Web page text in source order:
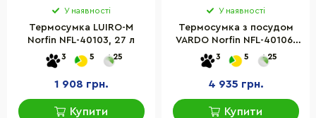
У наявності
Термосумка LUIRO-M
Norfin NFL-40103, 27 л
3 5 25
1 908 грн.
Купити
У наявності
Термосумка з посудом
VARDO Norfin NFL-40106,
20 л
3 5 25
4 935 грн.
Купити